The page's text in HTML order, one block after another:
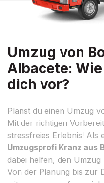
Umzug von
Albacete:
dich vor?
Planst du einen Umzug
Mit der richtigen
stressfreies Erlebnis! Als
Umzugsprofi Kranz aus
dabei helfen, den Umzug
Von der Planung bis zur